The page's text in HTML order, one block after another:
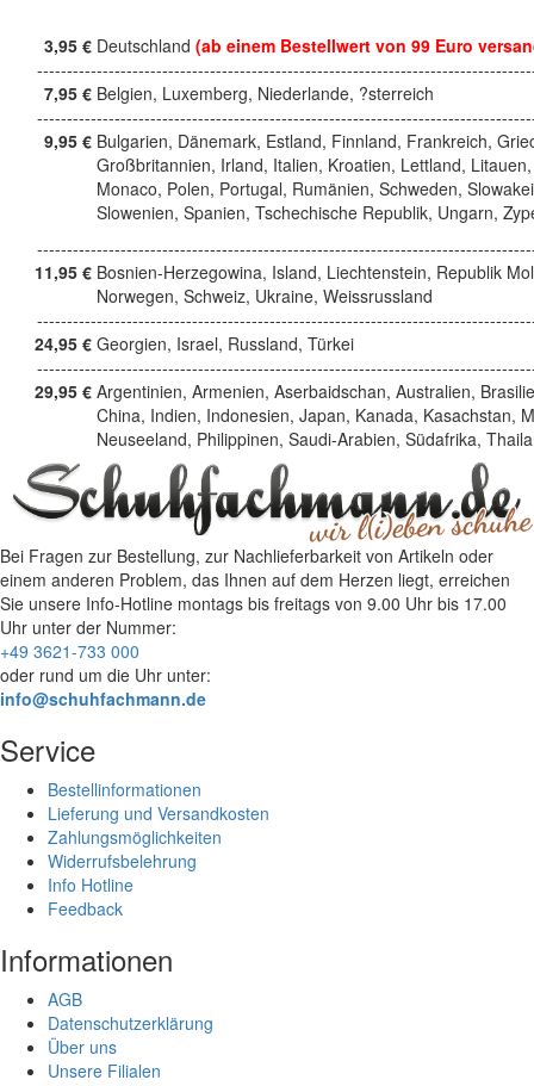
3,95 € Deutschland (ab einem Bestellwert von 99 Euro
7,95 € Belgien, Luxemberg, Niederlande, ?sterreich
9,95 € Bulgarien, Dänemark, Estland, Finnland, Frankreich,
Großbritannien, Irland, Italien, Kroatien, Lettland, Litauen,
Monaco, Polen, Portugal, Rumänien, Schweden,
Slowenien, Spanien, Tschechische Republik, Ungarn,
11,95 € Bosnien-Herzegowina, Island, Liechtenstein, Republik
Norwegen, Schweiz, Ukraine, Weissrussland
24,95 € Georgien, Israel, Russland, Türkei
29,95 € Argentinien, Armenien, Aserbaidschan, Australien,
China, Indien, Indonesien, Japan, Kanada, Kasachstan,
Neuseeland, Philippinen, Saudi-Arabien, Südafrika,
Bei Fragen zur Bestellung, zur Nachlieferbarkeit von Artikeln oder
einem anderen Problem, das Ihnen auf dem Herzen liegt, erreichen
Sie unsere Info-Hotline montags bis freitags von 9.00 Uhr bis 17.00
Uhr unter der Nummer:
+49 3621-733 000
oder rund um die Uhr unter:
info@schuhfachmann.de
Service
Bestellinformationen
Lieferung und Versandkosten
Zahlungsmöglichkeiten
Widerrufsbelehrung
Info Hotline
Feedback
Informationen
AGB
Datenschutzerklärung
Über uns
Unsere Filialen